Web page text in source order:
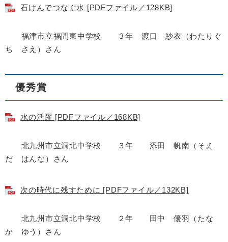
石けんでつなぐ水 [PDFファイル／128KB]
福津市立福間東中学校 ３年 渡口 紗衣（わたりぐ
ち さえ）さん
優秀賞
水の活躍 [PDFファイル／168KB]
北九州市立洞北中学校 ３年 添田 帆南（そえ
だ はんな）さん
次の時代に残すために [PDFファイル／132KB]
北九州市立洞北中学校 ２年 田中 優羽（たな
か ゆう）さん